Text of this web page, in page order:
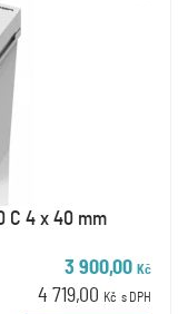
C 4 x 40 mm
3 900,00 Kč
4 719,00 Kč s DPH